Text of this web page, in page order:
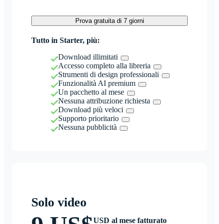
Prova gratuita di 7 giorni
Tutto in Starter, più:
Download illimitati
Accesso completo alla libreria
Strumenti di design professionali
Funzionalità AI premium
Un pacchetto al mese
Nessuna attribuzione richiesta
Download più veloci
Supporto prioritario
Nessuna pubblicità
Solo video
USD al mese fatturato